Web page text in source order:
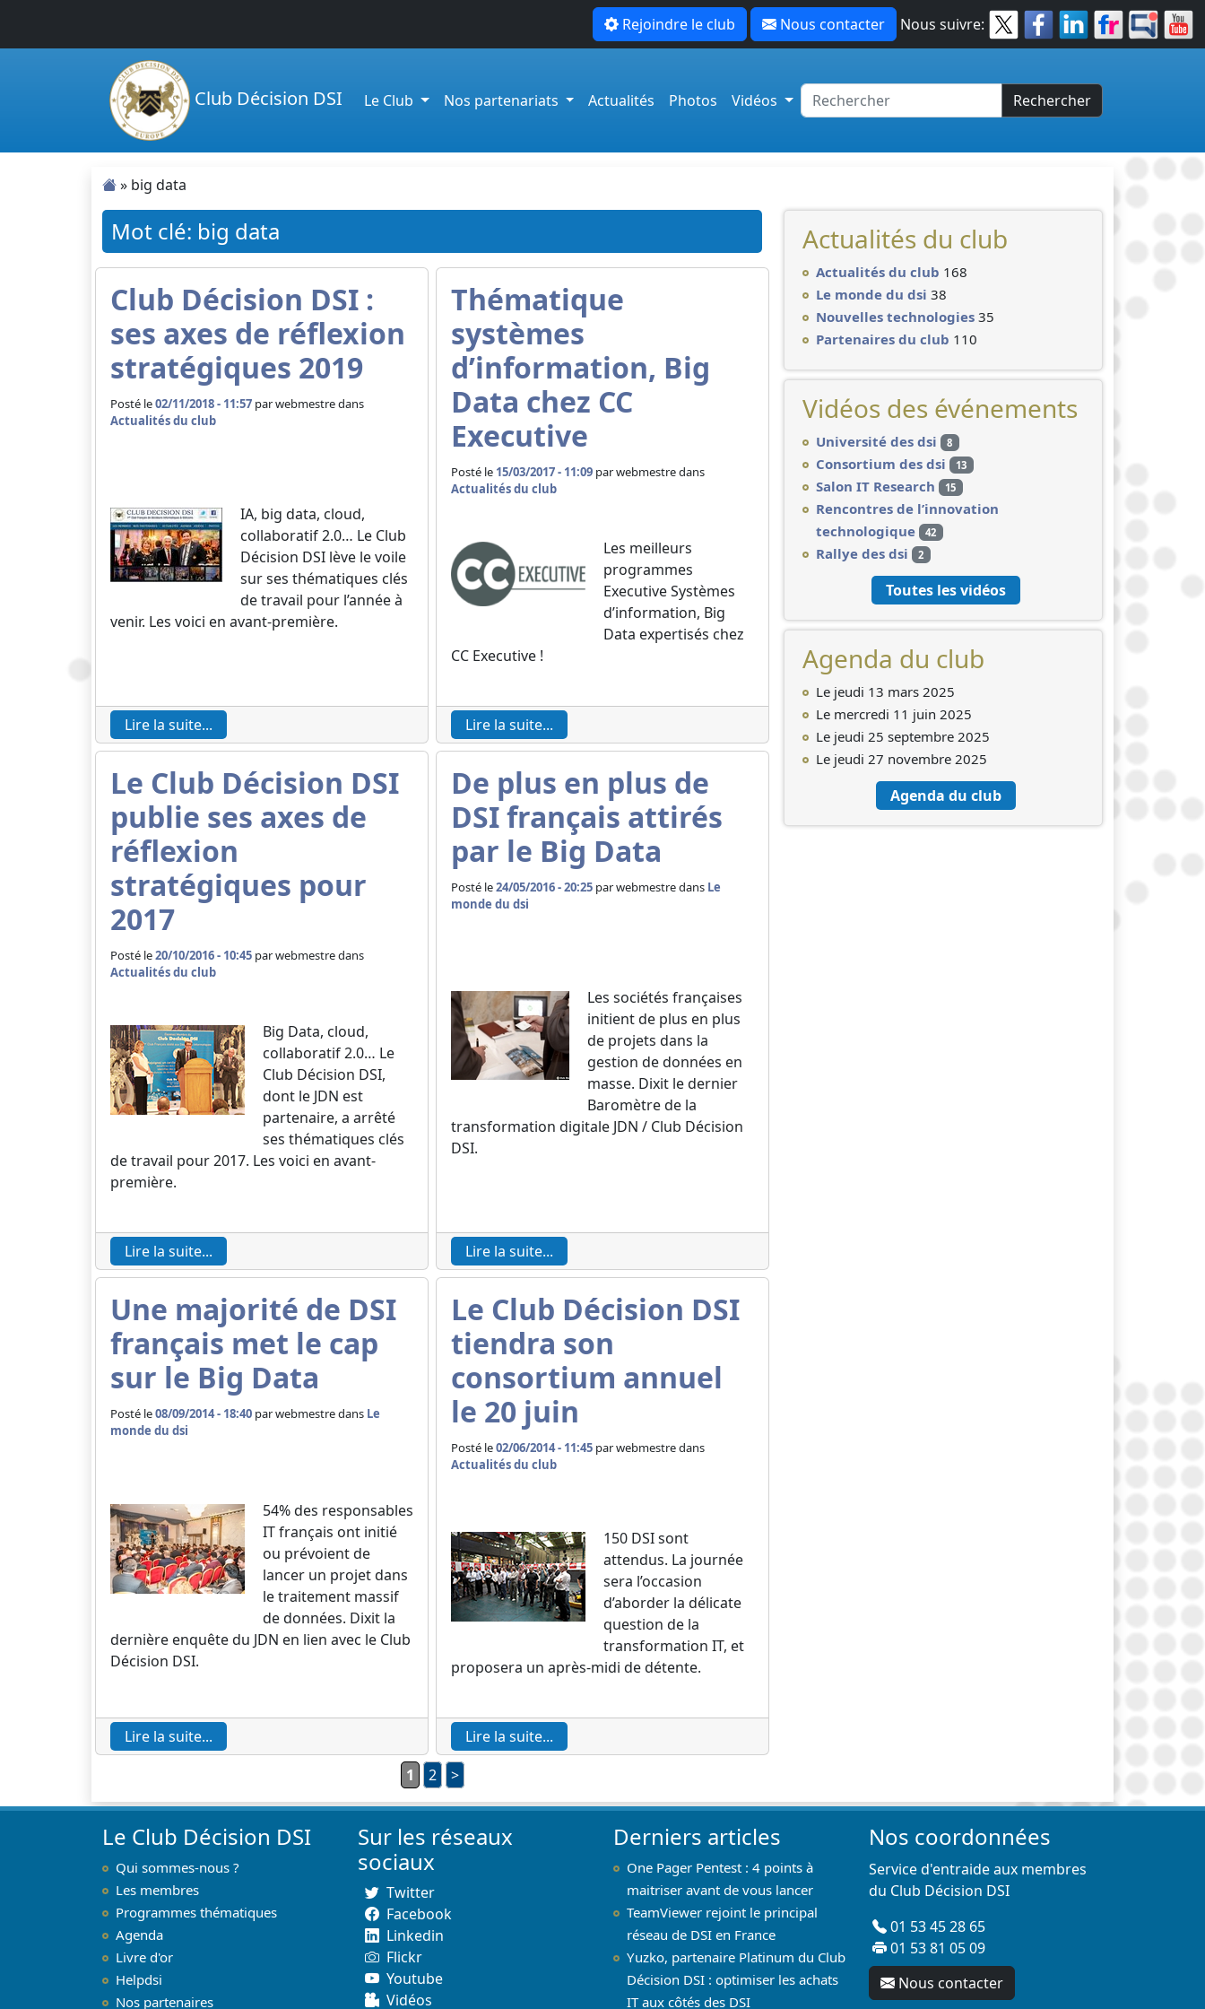
Rejoindre le club Nous contacter Nous suivre:
Club Décision DSI Le Club Nos partenariats Actualités Photos Vidéos Rechercher
» big data
Mot clé: big data
Club Décision DSI :
ses axes de réflexion
stratégiques 2019
Posté le02/11/2018 - 11:57 parwebmestre dans
Actualités du club
IA, big data, cloud,
collaboratif 2.0… Le Club
Décision DSI lève le voile
sur ses thématiques clés
de travail pour l’année à
venir. Les voici en avant-première.
Lire la suite...
Thématique
systèmes
d’information, Big
Data chez CC
Executive
Posté le 15/03/2017 - 11:09 parwebmestre dans
Actualités du club
Les meilleurs
programmes
Executive Systèmes
d’information, Big
Data expertisés chez
CC Executive !
Lire la suite...
Le Club Décision DSI
publie ses axes de
réflexion
stratégiques pour
2017
Posté le20/10/2016 - 10:45 parwebmestre dans
Actualités du club
Big Data, cloud,
collaboratif 2.0… Le
Club Décision DSI,
dont le JDN est
partenaire, a arrêté
ses thématiques clés
de travail pour 2017. Les voici en avant-
première.
Lire la suite...
De plus en plus de
DSI français attirés
par le Big Data
Posté le24/05/2016 - 20:25 parwebmestre dans Le
monde du dsi
Les sociétés françaises
initient de plus en plus
de projets dans la
gestion de données en
masse. Dixit le dernier
Baromètre de la
transformation digitale JDN / Club Décision
DSI.
Lire la suite...
Une majorité de DSI
français met le cap
sur le Big Data
Posté le08/09/2014 - 18:40 parwebmestre dans Le
monde du dsi
54% des responsables
IT français ont initié
ou prévoient de
lancer un projet dans
le traitement massif
de données. Dixit la
dernière enquête du JDN en lien avec le Club
Décision DSI.
Lire la suite...
Le Club Décision DSI
tiendra son
consortium annuel
le 20 juin
Posté le02/06/2014 - 11:45 parwebmestre dans
Actualités du club
150 DSI sont
attendus. La journée
sera l’occasion
d’aborder la délicate
question de la
transformation IT, et
proposera un après-midi de détente.
Lire la suite...
1
2 >
Actualités du club
Actualités du club 168
Le monde du dsi 38
Nouvelles technologies 35
Partenaires du club 110
Vidéos des événements
Université des dsi 8
Consortium des dsi 13
Salon IT Research 15
Rencontres de l’innovation
technologique
42
Rallye des dsi 2
Toutes les vidéos
Agenda du club
Le jeudi 13 mars 2025
Le mercredi 11 juin 2025
Le jeudi 25 septembre 2025
Le jeudi 27 novembre 2025
Agenda du club
Le Club Décision DSI
Qui sommes-nous ?
Les membres
Programmes thématiques
Agenda
Livre d'or
Helpdsi
Nos partenaires
Sur les réseaux
sociaux
Twitter
Facebook
Linkedin
Flickr
Youtube
Vidéos
Derniers articles
One Pager Pentest : 4 points à
maitriser avant de vous lancer
TeamViewer rejoint le principal
réseau de DSI en France
Yuzko, partenaire Platinum du Club
Décision DSI : optimiser les achats
IT aux côtés des DSI
Nos coordonnées
Service d'entraide aux membres
du Club Décision DSI
01 53 45 28 65
01 53 81 05 09
Nous contacter